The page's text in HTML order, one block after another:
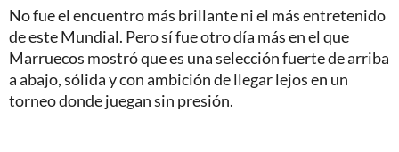
No fue el encuentro más brillante ni el más entretenido
de este Mundial. Pero sí fue otro día más en el que
Marruecos mostró que es una selección fuerte de arriba
a abajo, sólida y con ambición de llegar lejos en un
torneo donde juegan sin presión.